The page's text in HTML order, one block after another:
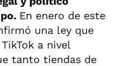
En enero de este
una ley que
a nivel
tanto tiendas de